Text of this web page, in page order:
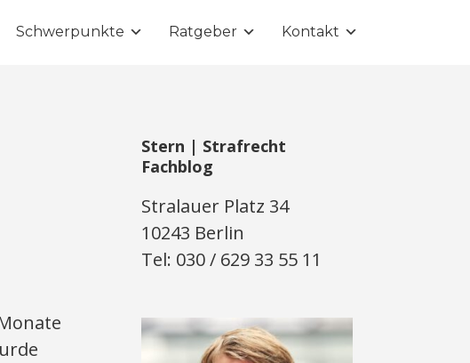
Schwerpunkte Ratgeber Kontakt
Stern | Strafrecht
Fachblog
Stralauer Platz 34
10243 Berlin
Tel: 030 / 629 33 55 11